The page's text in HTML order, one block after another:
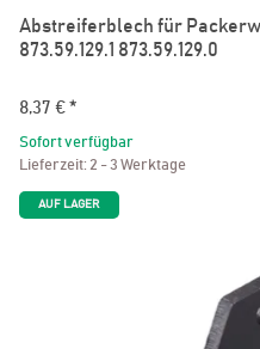
Abstreiferblech für
873.59.129.1 873.59.129.0
8,37 € *
Sofort verfügbar
Lieferzeit: 2 - 3 Werktage
AUF LAGER